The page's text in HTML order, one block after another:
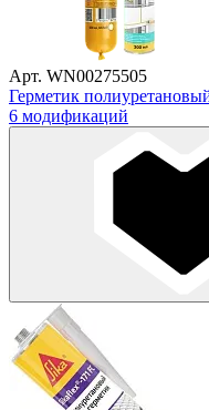
Арт. WN00275505
Герметик
6 модификаций